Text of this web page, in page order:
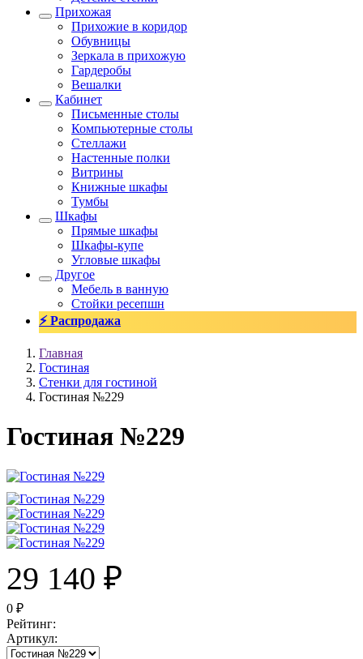
Прихожая
Прихожие в коридор
Обувницы
Зеркала в прихожую
Гардеробы
Вешалки
Кабинет
Письменные столы
Компьютерные столы
Стеллажи
Настенные полки
Витрины
Книжные шкафы
Тумбы
Шкафы
Прямые шкафы
Шкафы-купе
Угловые шкафы
Другое
Мебель в ванную
Стойки ресепшн
⚡ Распродажа
Главная
Гостиная
Стенки для гостиной
Гостиная №229
Гостиная №229
29 140 ₽
0 ₽
Рейтинг:
Артикул: